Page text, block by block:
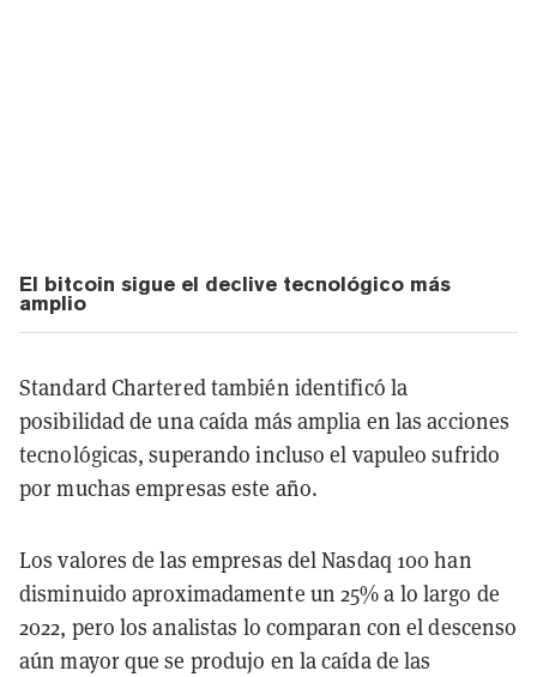
El bitcoin sigue el declive tecnológico más
amplio
Standard Chartered también identificó la
posibilidad de una caída más amplia en las acciones
tecnológicas, superando incluso el vapuleo sufrido
por muchas empresas este año.
Los valores de las empresas del Nasdaq 100 han
disminuido aproximadamente un 25% a lo largo de
2022, pero los analistas lo comparan con el descenso
aún mayor que se produjo en la caída de las